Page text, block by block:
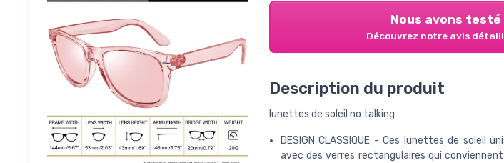
Nous avons
Découvrez notre avis
Description du produit
lunettes de soleil no talking
DESIGN CLASSIQUE - Ces lunettes de soleil
avec des verres rectangulaires qui